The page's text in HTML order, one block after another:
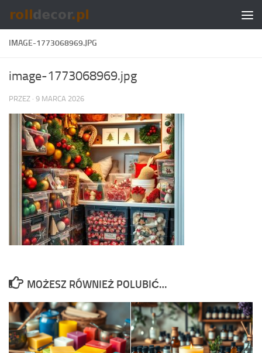
Skip to content
IMAGE-1773068969.JPG
image-1773068969.jpg
PRZEZ · 9 MARCA 2026
MOŻESZ RÓWNIEŻ POLUBIĆ…